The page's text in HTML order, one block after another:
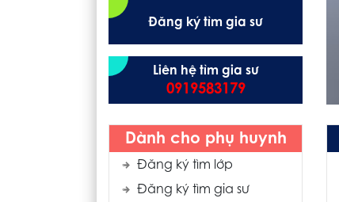
Đăng ký tìm gia sư
Liên hệ tìm gia sư
0919583179
Dành cho phụ huynh
Đăng ký tìm lớp
Đăng ký tìm gia sư